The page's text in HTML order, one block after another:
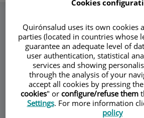
Consultorio
Sasot
PSIQUIATRÍA INFANTIL Y
Cookies
Quirónsalud uses its own cookies
parties (located in countries whose
guarantee an adequate level of
user authentication, statistical
services and showing
through the analysis of your
accept all cookies by pressing
cookies" or configure/refuse them
Settings. For more information
policy